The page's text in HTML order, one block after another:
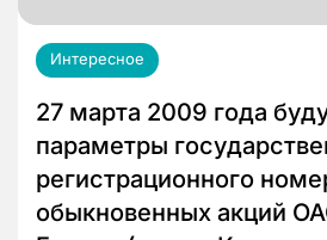
Интересное
27 марта 2009 года
параметры
регистрационного
обыкновенных акций